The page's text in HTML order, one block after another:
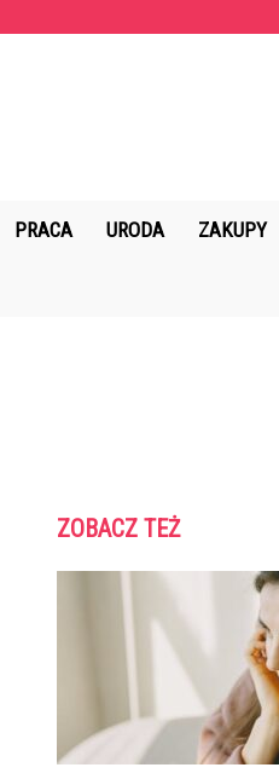
PRACA URODA ZAKUPY
ZOBACZ TEŻ